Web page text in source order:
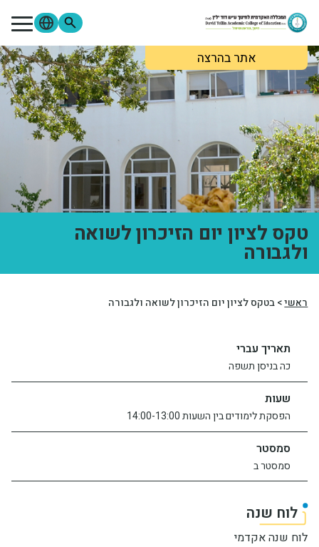
דילוג לתוכן העיקרי
אתר בהרצהמתעניינים סטודנטים
סגל
בוגרים
ספרייה
Moodle
פורטל הסטודנטים
צור קשר
אודות המכללה
לימודים והרשמה
מידע שימושי
מחקר ופירסומים
יחידות ומכונים
חברה וקהילה
טקס לציון יום הזיכרון לשואה
ולגבורה
ראשי>בטקס לציון יום הזיכרון לשואה ולגבורה
תאריך עברי
כה בניסן תשפה
שעות
הפסקת לימודים בין השעות 14:00-13:00
סמסטר
סמסטר ב
לוח שנה
לוח שנה אקדמי